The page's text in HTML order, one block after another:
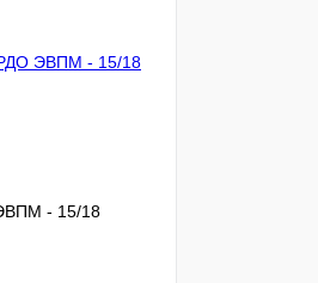
- 15/18